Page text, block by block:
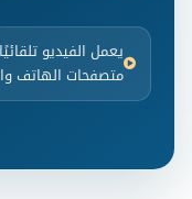
يعمل الفيديو
متصفحات الهاتف